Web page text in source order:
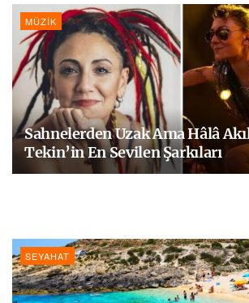
MÜZIK
Sahnelerden Uzak Ama Hâlâ
Tekin’in En Sevilen Şarkıları
SEYAHAT